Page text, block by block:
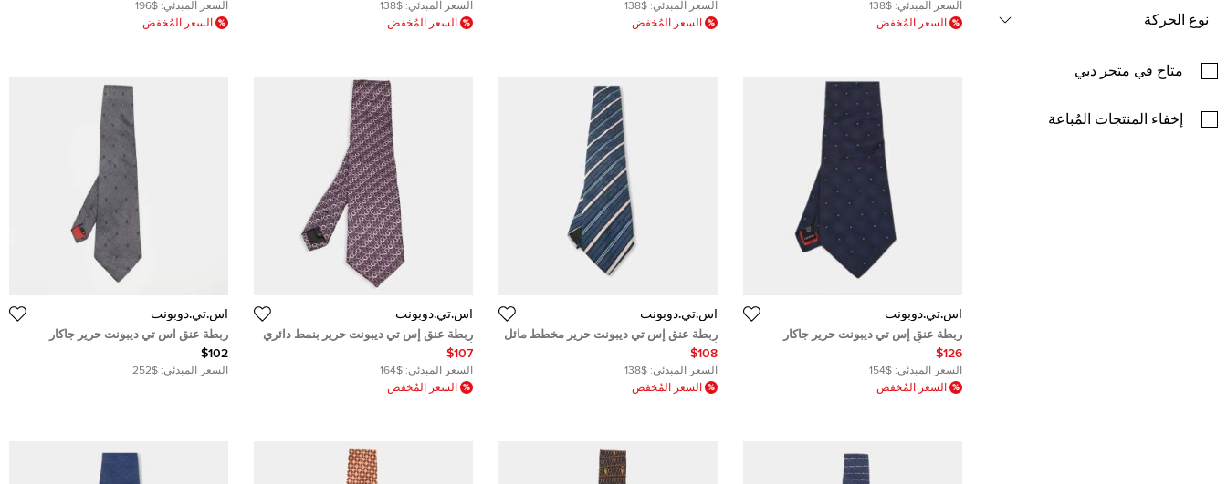
نوع الحركة
متاح في متجر دبي
إخفاء المنتجات المُباعة
السعر المبدئي: $138
السعر المُخفض
السعر المبدئي: $138
السعر المُخفض
السعر المبدئي: $138
السعر المُخفض
السعر المبدئي: $196
السعر المُخفض
أس.تي.دوبونت
ربطة عنق إس تي ديبونت حرير جاكار
مزخرف أزرق
$126
السعر المبدئي: $154
السعر المُخفض
أس.تي.دوبونت
ربطة عنق إس تي ديبونت حرير مخطط مائل
أزرق
$108
السعر المبدئي: $138
السعر المُخفض
أس.تي.دوبونت
ربطة عنق إس تي ديبونت حرير بنمط دائري
أرجواني
$107
السعر المبدئي: $164
السعر المُخفض
أس.تي.دوبونت
ربطة عنق اس تي ديبونت حرير جاكار
رصاصي فحمي
$102
السعر المبدئي: $252